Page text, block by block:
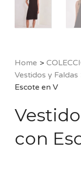
Home >
Vestidos y Faldas
Escote en V
con